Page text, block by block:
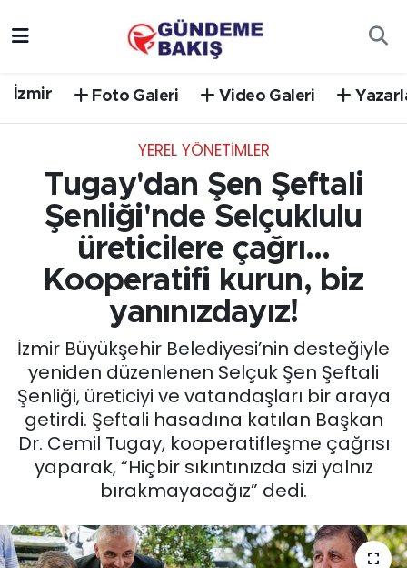
İzmir Foto Galeri Video Galeri
YEREL YÖNETİMLER
Tugay'dan Şen Şeftali
Şenliği'nde Selçuklulu
üreticilere çağrı...
Kooperatifi kurun, biz
yanınızdayız!
İzmir Büyükşehir Belediyesi’nin desteğiyle
yeniden düzenlenen Selçuk Şen Şeftali
Şenliği, üreticiyi ve vatandaşları bir araya
getirdi. Şeftali hasadına katılan Başkan
Dr. Cemil Tugay, kooperatifleşme çağrısı
yaparak, “Hiçbir sıkıntınızda sizi yalnız
bırakmayacağız” dedi.
EGE
EĞİTİM
EKONOMİ
English News
GÜNCEL
KÜLTÜR SANAT
MAGAZİN
POLİTİKA
Trafik Durumu
Süper Lig Puan Durumu ve Fikstür
Tüm Manşetler
Son Dakika Haberleri
Haber Arşivi